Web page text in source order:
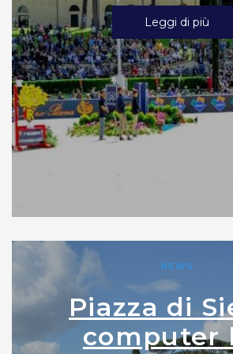
Leggi di più
NEWS
Piazza di
computer